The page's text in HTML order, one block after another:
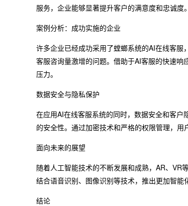
服务，企业能够显著提升客户的满意度和忠诚度。
案例分析：成功实施的企业
许多企业已经成功采用了螳螂系统的AI在线客
客服咨询量激增的问题。借助于AI客服的快速
压力。
数据安全与隐私保护
在应用AI在线客服系统的同时，数据安全和客
的安全性。通过加密技术和严格的权限管理，用
面向未来的展望
随着人工智能技术的不断发展和成熟，AR、VR
结合语音识别、图像识别等技术，推出更加智能
结论